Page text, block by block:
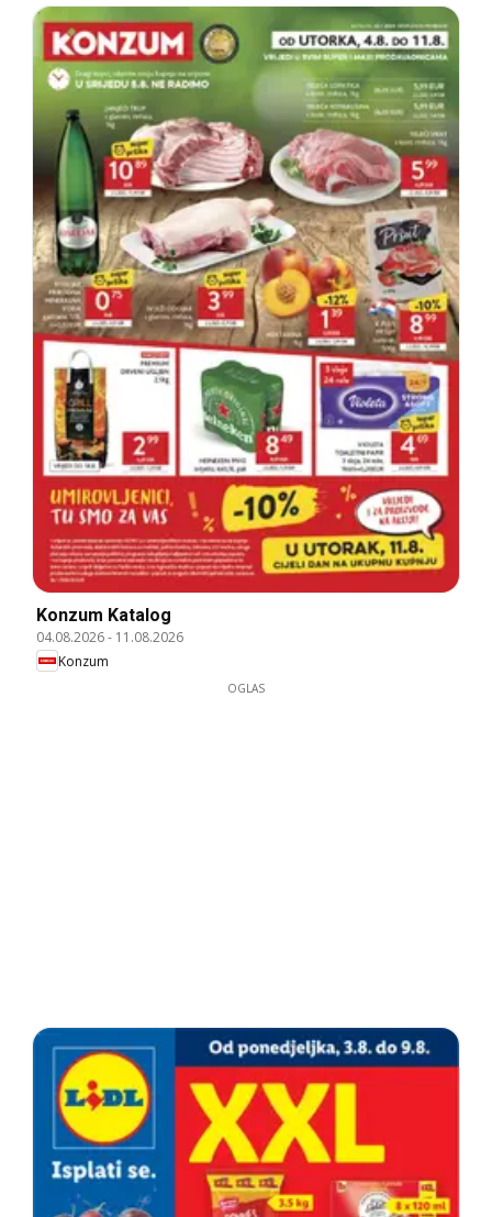
Konzum Katalog
04.08.2026- 11.08.2026
Konzum
OGLAS